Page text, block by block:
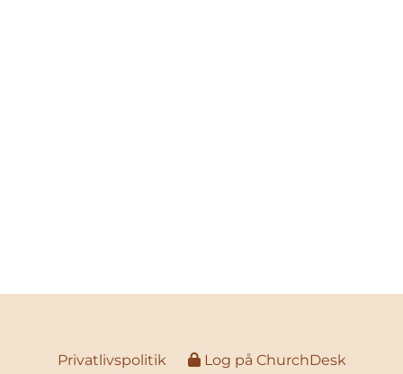
Privatlivspolitik Log på ChurchDesk